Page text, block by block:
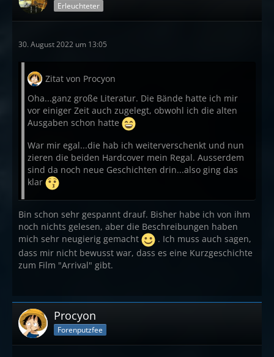
Erleuchteter
30. August 2022 um 13:05
Zitat von Procyon
Oha...ganz große Literatur. Die Bände hatte ich mir
vor einiger Zeit auch zugelegt, obwohl ich die alten
Ausgaben schon hatte
War mir egal...die hab ich weiterverschenkt und nun
zieren die beiden Hardcover mein Regal. Ausserdem
sind da noch neue Geschichten drin...also ging das
klar
Bin schon sehr gespannt drauf. Bisher habe ich von ihm
noch nichts gelesen, aber die Beschreibungen haben
mich sehr neugierig gemacht
. Ich muss auch sagen,
dass mir nicht bewusst war, dass es eine Kurzgeschichte
zum Film "Arrival" gibt.
Procyon
Forenputzfee